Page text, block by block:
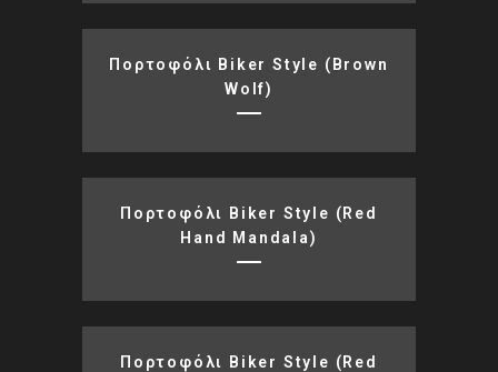
Πορτοφόλι Biker Style (brown
Wolf)
Πορτοφόλι Biker Style (red
Hand Mandala)
Πορτοφόλι Biker Style (red